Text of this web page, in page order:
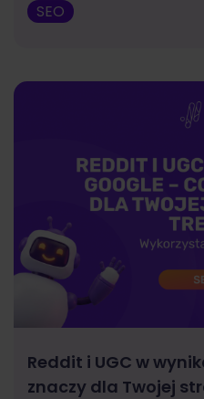
SEO
Reddit i UGC w
znaczy dla Twojej